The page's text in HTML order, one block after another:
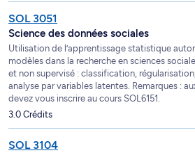
SOL 3051
Science des données sociales
Utilisation de l’apprentissage statistique
modèles dans la recherche en sciences
et non supervisé : classification,
analyse par variables latentes. Remarques :
devez vous inscrire au cours SOL6151.
3.0 Crédits
SOL 3104